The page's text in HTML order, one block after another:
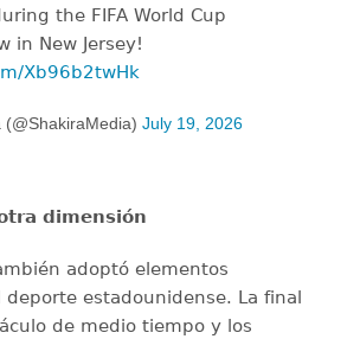
the FIFA World Cup
in New Jersey!
Xb96b2twHk
July 19, 2026
dimensión
adoptó elementos
deporte estadounidense. La final
de medio tiempo y los